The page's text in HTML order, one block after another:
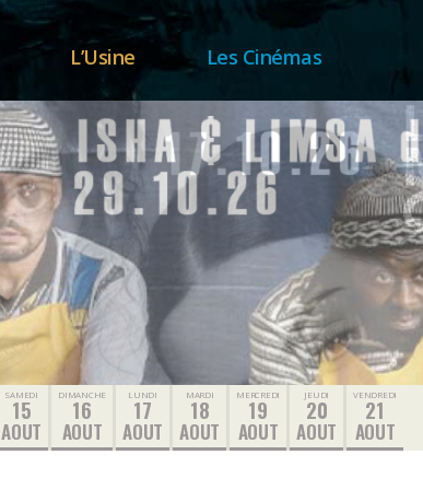
L’Usine Les Cinémas
SAMEDI
15
AOUT
DIMANCHE
16
AOUT
LUNDI
17
AOUT
MARDI
18
AOUT
MERCREDI
19
AOUT
JEUDI
20
AOUT
VENDREDI
21
AOUT